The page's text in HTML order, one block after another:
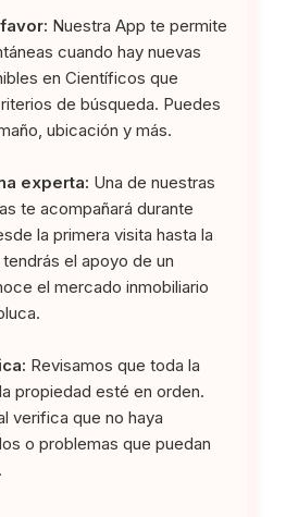
Nuestra App te permite
cuando hay nuevas
en Científicos que
de búsqueda. Puedes
ubicación y más.
experta: Una de nuestras
te acompañará durante
la primera visita hasta la
el apoyo de un
el mercado inmobiliario
Revisamos que toda la
propiedad esté en orden.
verifica que no haya
o problemas que puedan